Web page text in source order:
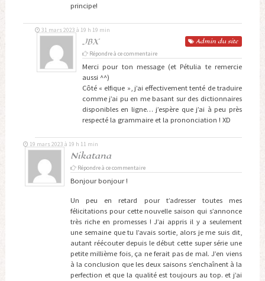
principe!
JBX Admin du site
31 mars 2023 à 19 h 19 min
Répondre à ce commentaire
Merci pour ton message (et Pétulia te remercie
aussi ^^)
Côté « elfique », j’ai effectivement tenté de traduire
comme j’ai pu en me basant sur des dictionnaires
disponibles en ligne… j’espère que j’ai à peu près
respecté la grammaire et la prononciation ! XD
Nikatana
19 mars 2023 à 19 h 11 min
Répondre à ce commentaire
Bonjour bonjour !
Un peu en retard pour t’adresser toutes mes
félicitations pour cette nouvelle saison qui s’annonce
très riche en promesses ! J’ai appris il y a seulement
une semaine que tu l’avais sortie, alors je me suis dit,
autant réécouter depuis le début cette super série une
petite millième fois, ça ne ferait pas de mal. J’en viens
à la conclusion que les deux saisons s’enchaînent à la
perfection et que la qualité est toujours au top. et j’ai